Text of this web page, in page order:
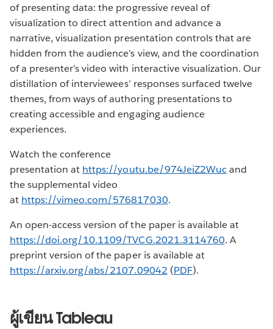
of presenting data: the progressive reveal of
visualization to direct attention and advance a
narrative, visualization presentation controls that are
hidden from the audience’s view, and the coordination
of a presenter’s video with interactive visualization. Our
distillation of interviewees’ responses surfaced twelve
themes, from ways of authoring presentations to
creating accessible and engaging audience
experiences.
Watch the conference
presentation at https://youtu.be/974JeiZ2Wucand
the supplemental video
at https://vimeo.com/576817030.
An open-access version of the paper is available at
https://doi.org/10.1109/TVCG.2021.3114760. A
preprint version of the paper is available at
https://arxiv.org/abs/2107.09042 (PDF).
ผู้เขียน Tableau